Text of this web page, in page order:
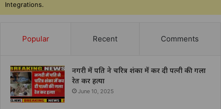
Integrations.
Popular Recent Comments
नगरी में पति ने चरित्र शंका में कर दी पत्नी की गला
रेत कर हत्या
June 10, 2025